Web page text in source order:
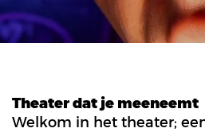
Theater dat je meeneemt
Welkom in het theater;